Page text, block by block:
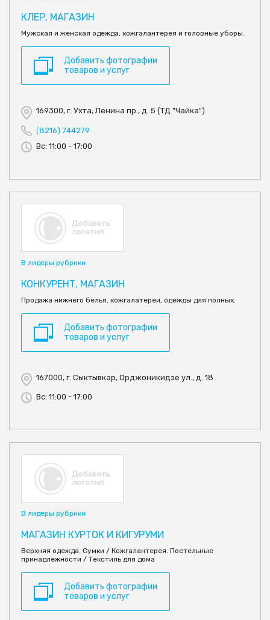
КЛЕР, МАГАЗИН
Мужская и женская одежда, кожгалантерея и головные уборы.
Добавить фотографии
товаров и услуг
169300, г. Ухта, Ленина пр., д. 5 (ТД "Чайка")
(8216) 744279
Вс: 11:00 - 17:00
В лидеры рубрики
КОНКУРЕНТ, МАГАЗИН
Продажа нижнего белья, кожгалатереи, одежды для полных.
Добавить фотографии
товаров и услуг
167000, г. Сыктывкар, Орджоникидзе ул., д. 18
Вс: 11:00 - 17:00
В лидеры рубрики
МАГАЗИН КУРТОК И КИГУРУМИ
Верхняя одежда. Сумки / Кожгалантерея. Постельные
принадлежности / Текстиль для дома
Добавить фотографии
товаров и услуг